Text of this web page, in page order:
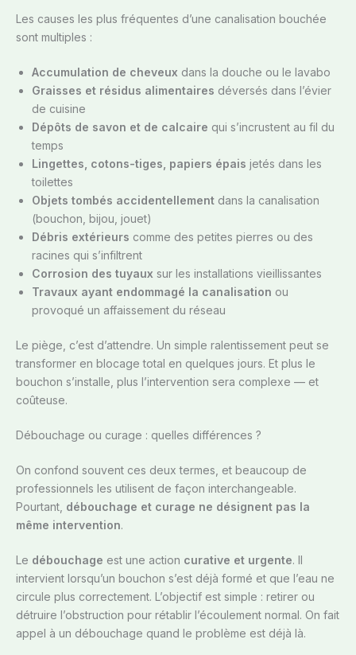
Les causes les plus fréquentes d’une canalisation bouchée
sont multiples :
Accumulation de cheveux dans la douche ou le lavabo
Graisses et résidus alimentaires déversés dans l’évier
de cuisine
Dépôts de savon et de calcaire qui s’incrustent au fil du
temps
Lingettes, cotons-tiges, papiers épais jetés dans les
toilettes
Objets tombés accidentellement dans la canalisation
(bouchon, bijou, jouet)
Débris extérieurs comme des petites pierres ou des
racines qui s’infiltrent
Corrosion des tuyaux sur les installations vieillissantes
Travaux ayant endommagé la canalisation ou
provoqué un affaissement du réseau
Le piège, c’est d’attendre. Un simple ralentissement peut se
transformer en blocage total en quelques jours. Et plus le
bouchon s’installe, plus l’intervention sera complexe — et
coûteuse.
Débouchage ou curage : quelles différences ?
On confond souvent ces deux termes, et beaucoup de
professionnels les utilisent de façon interchangeable.
Pourtant, débouchage et curage ne désignent pas la
même intervention.
Le débouchage est une action curative et urgente. Il
intervient lorsqu’un bouchon s’est déjà formé et que l’eau ne
circule plus correctement. L’objectif est simple : retirer ou
détruire l’obstruction pour rétablir l’écoulement normal. On fait
appel à un débouchage quand le problème est déjà là.